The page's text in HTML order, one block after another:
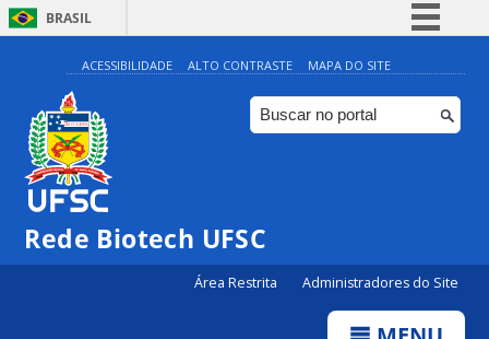
BRASIL
Simplifique!
Comunica BR
Participe
ACESSIBILIDADE ALTO CONTRASTE MAPA DO SITE
Rede Biotech UFSC
Área Restrita Administradores do Site